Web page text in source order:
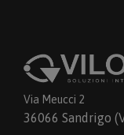
Via Meucci 2
36066 Sandrigo